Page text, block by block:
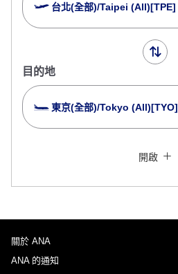
台北(全部)/Taipei (All)[TPE]
目的地
東京(全部)/Tokyo (All)[TYO]
沒有指定票價類型
去程出發日及時段
開啟
關於 ANA
ANA 的通知